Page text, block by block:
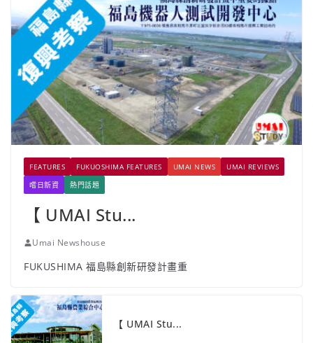
FEATURES FUKUOSHIMA FEATURES UMAI NEWS
UMAI REVIEWS
嚐日新資
熱門話題
【 UMAI Stu...
Umai Newshouse
FUKUSHIMA 福島縣創新研發計畫重
【 UMAI Stu...